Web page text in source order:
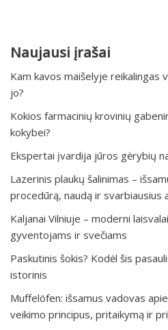
Naujausi įrašai
Kam kavos maišelyje reikalingas
jo?
Kokios farmacinių krovinių
kokybei?
Ekspertai įvardija jūros gėrybių
Lazerinis plaukų šalinimas –
procedūrą, naudą ir svarbiausius
Kaljanai Vilniuje – moderni
gyventojams ir svečiams
Paskutinis šokis? Kodėl šis
istorinis
Muffelöfen: išsamus vadovas
veikimo principus, pritaikymą ir